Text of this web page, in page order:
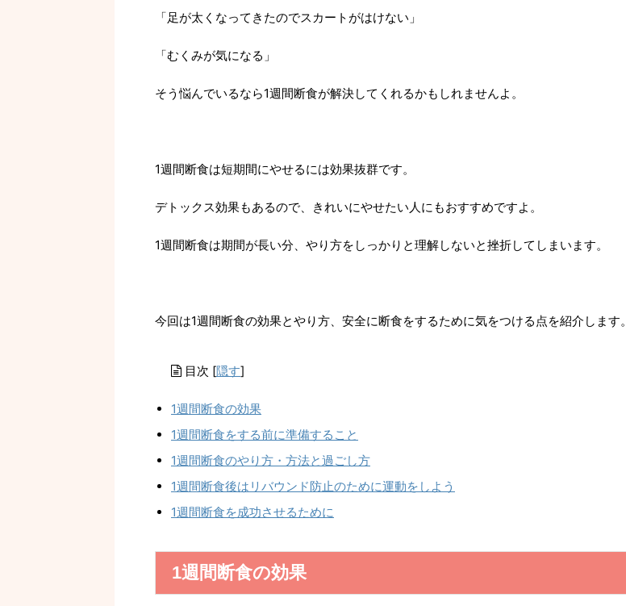
「足が太くなってきたのでスカートがはけない」
「むくみが気になる」
そう悩んでいるなら1週間断食が解決してくれるかもしれませんよ。
1週間断食は短期間にやせるには効果抜群です。
デトックス効果もあるので、きれいにやせたい人にもおすすめですよ。
1週間断食は期間が長い分、やり方をしっかりと理解しないと挫折してしまいます。
今回は1週間断食の効果とやり方、安全に断食をするために気をつける点を紹介します。
目次 [隠す]
1週間断食の効果
1週間断食をする前に準備すること
1週間断食のやり方・方法と過ごし方
1週間断食後はリバウンド防止のために運動をしよう
1週間断食を成功させるために
1週間断食の効果